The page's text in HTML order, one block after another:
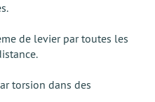
de levier par toutes les
torsion dans des